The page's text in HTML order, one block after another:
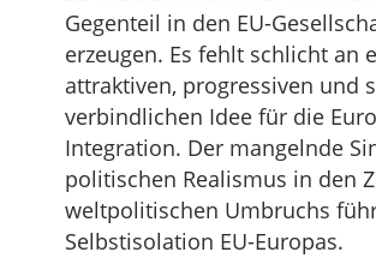
Gegenteil in den EU-
erzeugen. Es fehlt schlicht an
attraktiven, progressiven und
verbindlichen Idee für die
Integration. Der mangelnde
politischen Realismus in den
weltpolitischen Umbruchs
Selbstisolation EU-Europas.